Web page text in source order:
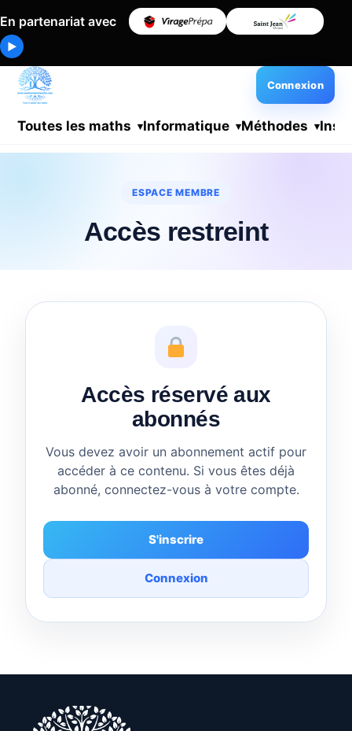
En partenariat avec
▶
Toutes les maths Informatique Méthodes
Connexion
ESPACE MEMBRE
Accès restreint
Accès réservé aux
abonnés
Vous devez avoir un abonnement actif pour
accéder à ce contenu. Si vous êtes déjà
abonné, connectez-vous à votre compte.
S'inscrire
Connexion